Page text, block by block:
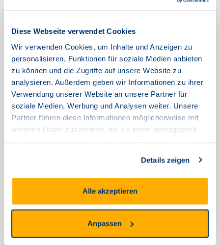
Diese Webseite verwendet Cookies
Wir verwenden Cookies, um Inhalte und Anzeigen zu
personalisieren, Funktionen für soziale Medien anbieten
zu können und die Zugriffe auf unsere Website zu
analysieren. Außerdem geben wir Informationen zu ihrer
Verwendung unserer Website an unsere Partner für
soziale Medien, Werbung und Analysen weiter. Unsere
Partner führen diese Informationen möglicherweise mit
weiteren Daten zusammen, die sie ihnen bereitgestellt
Details zeigen
Alle akzeptieren
Anpassen
05:00 Uhr in Kiel, Laboe,
Probstei, Mittlere Geest, Felde
und Südangeln
Januar 23, 2025
Sehr geehrte Damen und Herren,
am 30.01.2025 werden von 00:00 bis 05:00 Uhr Wartungsarbeiten
In diesem Zeitraum kann es zu kurzen Unterbrechungen der
Wir danken Ihnen für Ihr Verständnis.
Mit freundlichen Grüßen